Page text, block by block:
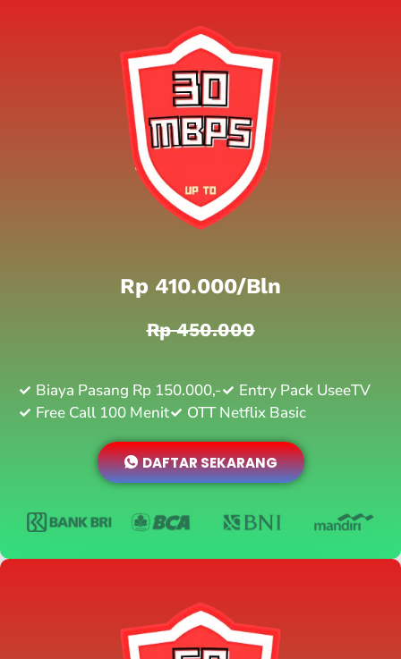
Rp 410.000/bln
Rp 450.000
Biaya Pasang Rp 150.000,-
Entry Pack UseeTV
Free Call 100 Menit
OTT Netflix Basic
DAFTAR SEKARANG